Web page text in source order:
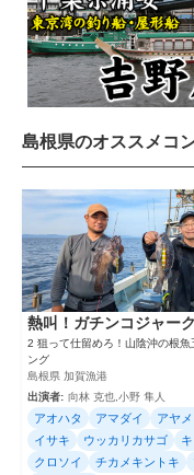
島根県のオススメコ
熱叫！ガチンコジャーク
2 狙って仕留めろ！山陰沖の根魚
ング
島根県 加賀漁港
出演者: 向林 克也,小野 隼人
アオハタ アマダイ
アヤ
イサキ
ウッカリカサゴ
クロソイ
チカメキントキ